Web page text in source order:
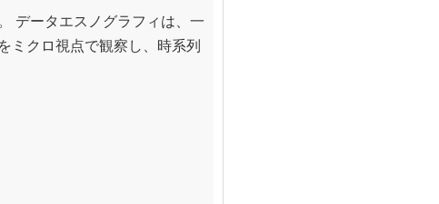
データエスノグラフィは、一
ミクロ視点で観察し、時系列